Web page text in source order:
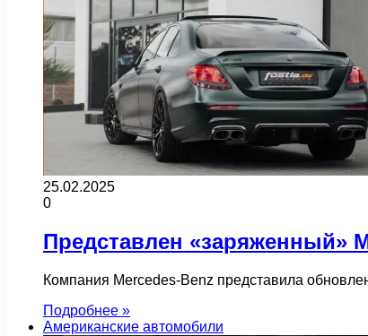
25.02.2025
0
Представлен «заряженный»
Компания Mercedes-Benz представила
Подробнее »
Американские автомобили